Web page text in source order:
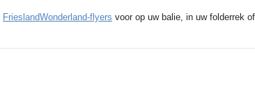
FrieslandWonderland-flyers voor op uw balie, in uw folderrek of